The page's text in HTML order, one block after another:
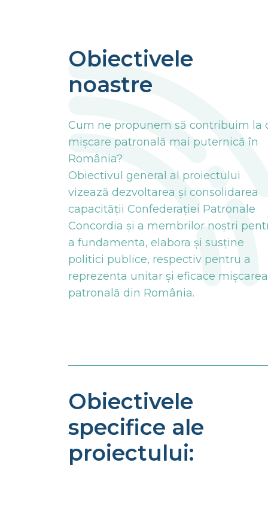
Obiectivele
noastre
Cum ne propunem să contribuim la
mișcare patronală mai puternică în
România?
Obiectivul general al proiectului
vizează dezvoltarea și consolidarea
capacității Confederației Patronale
Concordia și a membrilor noștri
a fundamenta, elabora și susține
politici publice, respectiv pentru a
reprezenta unitar și eficace mișcarea
patronală din România.
Obiectivele
specifice ale
proiectului: